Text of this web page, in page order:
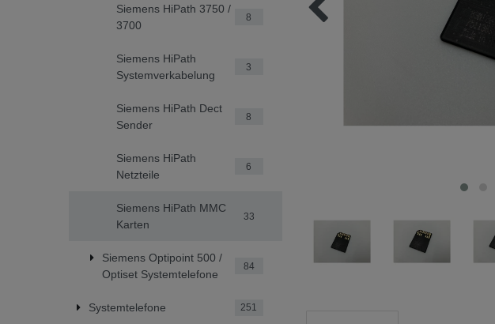
Siemens HiPath 3750 /
3700
8
Siemens HiPath
Systemverkabelung
3
Siemens HiPath Dect
Sender
8
Siemens HiPath
Netzteile
6
Siemens HiPath MMC
Karten
33
Siemens Optipoint 500 /
Optiset Systemtelefone
84
Systemtelefone 251